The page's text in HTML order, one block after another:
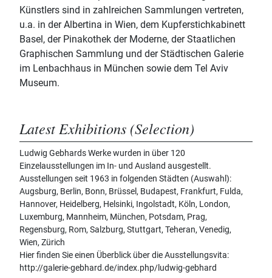
Künstlers sind in zahlreichen Sammlungen vertreten,
u.a. in der Albertina in Wien, dem Kupferstichkabinett
Basel, der Pinakothek der Moderne, der Staatlichen
Graphischen Sammlung und der Städtischen Galerie
im Lenbachhaus in München sowie dem Tel Aviv
Museum.
Latest Exhibitions (Selection)
Ludwig Gebhards Werke wurden in über 120
Einzelausstellungen im In- und Ausland ausgestellt.
Ausstellungen seit 1963 in folgenden Städten (Auswahl):
Augsburg, Berlin, Bonn, Brüssel, Budapest, Frankfurt, Fulda,
Hannover, Heidelberg, Helsinki, Ingolstadt, Köln, London,
Luxemburg, Mannheim, München, Potsdam, Prag,
Regensburg, Rom, Salzburg, Stuttgart, Teheran, Venedig,
Wien, Zürich
Hier finden Sie einen Überblick über die Ausstellungsvita:
http://galerie-gebhard.de/index.php/ludwig-gebhard